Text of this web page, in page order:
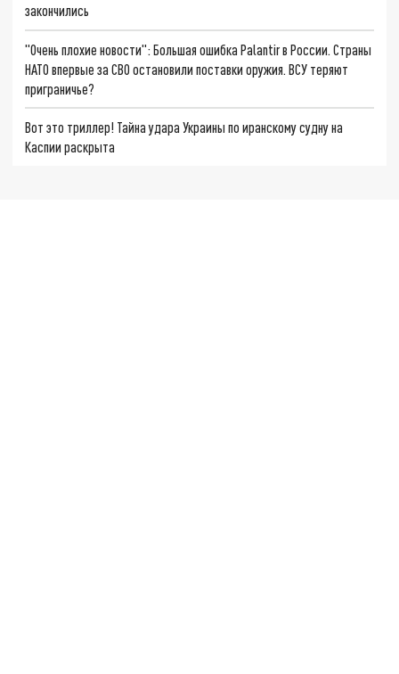
закончились
"Очень плохие новости": Большая ошибка Palantir в России. Страны
НАТО впервые за СВО остановили поставки оружия. ВСУ теряют
приграничье?
Вот это триллер! Тайна удара Украины по иранскому судну на
Каспии раскрыта